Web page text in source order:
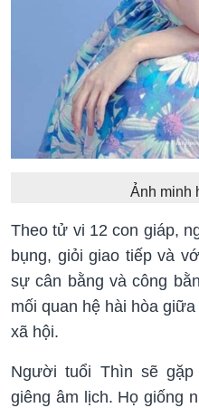
Ảnh minh
Theo tử vi 12 con giáp,
bụng, giỏi giao tiếp và
sự cân bằng và công
mối quan hệ hài hòa
xã hội.
Người tuổi Thìn sẽ
giêng âm lịch. Họ giống